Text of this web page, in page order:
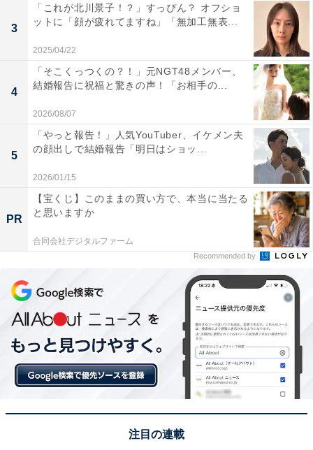
3
「これが北川景子！？」すっぴん？ オフショ
ットに「顔が疲れてますね」「無加工無表...
2025/04/22
4
「そこくっつくの？！」元NGT48メンバー、
結婚報告に祝福と驚きの声！「お相手の...
2026/08/07
5
「やっと報告！」人気YouTuber、イケメン夫
の顔出しで結婚報告「明日はショッ...
2026/01/15
PR
【宝くじ】このままの買い方で、本当に当たる
と思いますか
合同会社デジタルファーム
Recommended by
注目の連載